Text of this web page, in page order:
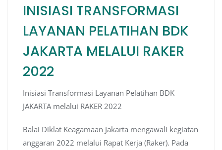
INISIASI TRANSFORMASI
LAYANAN PELATIHAN BDK
JAKARTA MELALUI RAKER
2022
Inisiasi Transformasi Layanan Pelatihan BDK
JAKARTA melalui RAKER 2022
Balai Diklat Keagamaan Jakarta mengawali kegiatan
anggaran 2022 melalui Rapat Kerja (Raker). Pada